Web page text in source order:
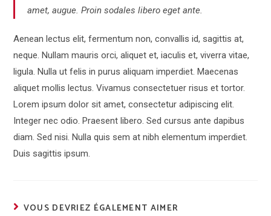
amet, augue. Proin sodales libero eget ante.
Aenean lectus elit, fermentum non, convallis id, sagittis at,
neque. Nullam mauris orci, aliquet et, iaculis et, viverra vitae,
ligula. Nulla ut felis in purus aliquam imperdiet. Maecenas
aliquet mollis lectus. Vivamus consectetuer risus et tortor.
Lorem ipsum dolor sit amet, consectetur adipiscing elit.
Integer nec odio. Praesent libero. Sed cursus ante dapibus
diam. Sed nisi. Nulla quis sem at nibh elementum imperdiet.
Duis sagittis ipsum.
VOUS DEVRIEZ ÉGALEMENT AIMER